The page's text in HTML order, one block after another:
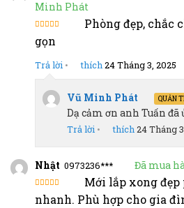
Minh Phát
giá 5 sao
Phòng đẹp, chắc
gọn
Trả lời • thích24 Tháng 3, 2025
Vũ Minh Phát QUẢN
Dạ cảm ơn anh Tuấn đã
Trả lời • thích24 Tháng
Nhật 0973236*** Đã mua
Được đánh
giá 5 sao
Mới lắp xong
nhanh. Phù hợp cho gia